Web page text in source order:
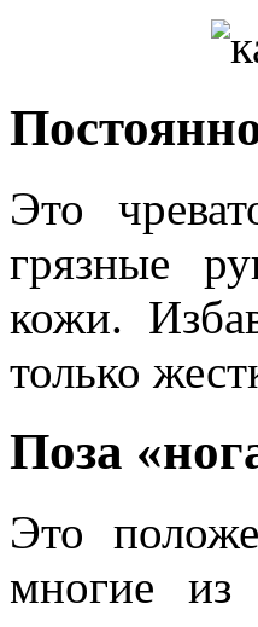
Это
грязные
кожи.
только
Поза
Это
многие из